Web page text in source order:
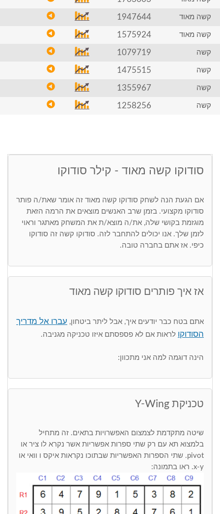
קשה מאוד 1947644
קשה מאוד 1575924
קשה 1079719
קשה 1475515
קשה 1355967
קשה 1258256
סודוקו קשה מאוד - קילר סודוקו
אם הגעת הנה לשחק סודוקו קשה מאוד זה אומר שאת/ה פותר
סודוקו מקצועי. בזמן שרב האנשים מוצאים את הרמה הזאת
מוגזמת בקושי שלה, את/ה מוצא/ת את המשחק מאתגר וראוי
לזמן שלך. אנו יכולים להתחבר לזה. סודוקו קשה זה סודוקו
כיפי. אז אתם בחברה טובה.
אז איך פותרים סודוקו קשה מאוד
אתם בטח כבר יודעים איך, אבל ליתר ביטחון, עברו אל מדריך
הסודוקו לראות אם לא פספסתם איזו טכניקה מגניבה.
הינה דוגמה למה אני מתכוון:
טכניקת Y-Wing
שיטה מתקדמת לצמצום האפשרויות בתאים. זה מתחיל
בלמצוא תא עם רק שתי ספרות אפשריות אשר נקרא לו ציר או
pivot. שתי הספרות האפשריות שבתוכו נקראות איקס ו וואי או
x-y. ראו בתמונה: